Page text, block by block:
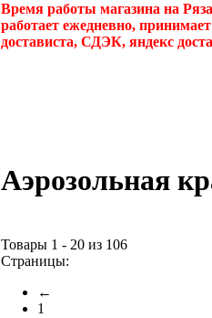
Время работы магазина на
работает ежедневно,
достависта, СДЭК, яндекс
Аэрозольная
Товары 1 - 20 из 106
Страницы:
←
1